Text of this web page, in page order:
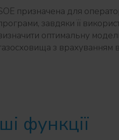
призначена для
завдяки її
оптимальну
з врахуванням
функції